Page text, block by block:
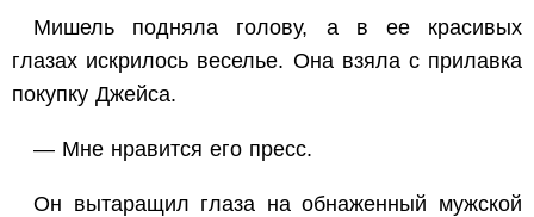
Мишель подняла голову, а в ее красивых
глазах искрилось веселье. Она взяла с прилавка
покупку Джейса.
— Мне нравится его пресс.
Он вытаращил глаза на обнаженный мужской